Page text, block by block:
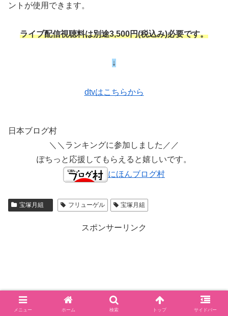
ントが使用できます。
ライブ配信視聴料は別途3,500円(税込み)必要です。
↓
dtvはこちらから
日本ブログ村
＼＼ランキングに参加しました／／
ぽちっと応援してもらえると嬉しいです。
にほんブログ村
宝塚月組 フリューゲル 宝塚月組
スポンサーリンク
メニュー ホーム 検索 トップ サイドバー